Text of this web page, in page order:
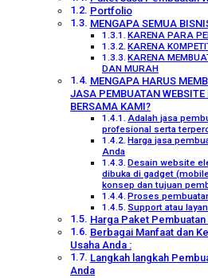
Portfolio
MENGAPA SEMUA
KARENA PARA
KARENA
KARENA
DAN MURAH
MENGAPA HARUS
JASA PEMBUATAN
BERSAMA KAMI?
Adalah jasa
profesional serta
Harga jasa
Anda
Desain website
dibuka di gadget
konsep dan tujuan
Proses
Support atau
Harga Paket
Berbagai Manfaat dan
Usaha Anda :
Langkah langkah
Anda